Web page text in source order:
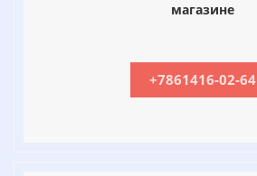
магазине
+7861416-02-64